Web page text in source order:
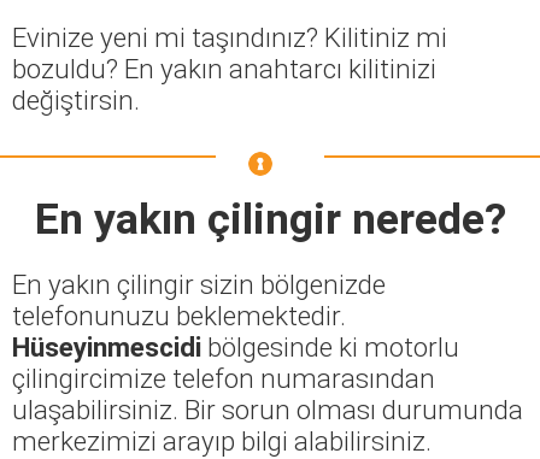
Evinize yeni mi taşındınız? Kilitiniz mi
bozuldu? En yakın anahtarcı kilitinizi
değiştirsin.
En yakın çilingir nerede?
En yakın çilingir sizin bölgenizde
telefonunuzu beklemektedir.
Hüseyinmescidi bölgesinde ki motorlu
çilingircimize telefon numarasından
ulaşabilirsiniz. Bir sorun olması durumunda
merkezimizi arayıp bilgi alabilirsiniz.